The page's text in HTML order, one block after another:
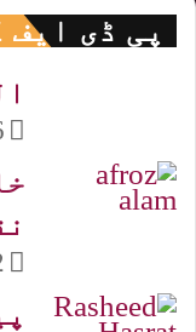
پی ڈی